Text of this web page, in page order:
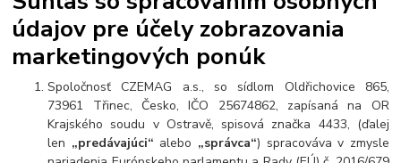
údajov pre účely zobrazovania
marketingových ponúk
Spoločnosť CZEMAG a.s., so sídlom Oldřichovice 865,
73961 Třinec, Česko, IČO 25674862, zapísaná na OR
Krajského soudu v Ostravě, spisová značka 4433, (ďalej
len „predávajúci“ alebo „správca“) spracováva v zmysle